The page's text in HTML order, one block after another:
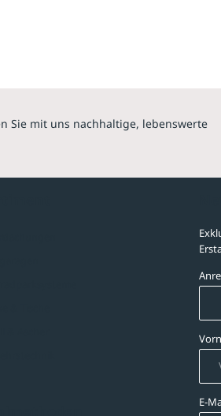
Sie mit uns nachhaltige, lebenswerte
E-